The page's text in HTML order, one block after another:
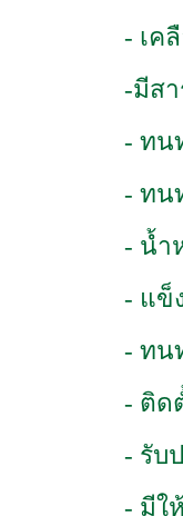
- เค
-มีส
- ทน
- ทน
- น้ำ
- แข็
- ทน
- ติด
- รับ
- มีใ